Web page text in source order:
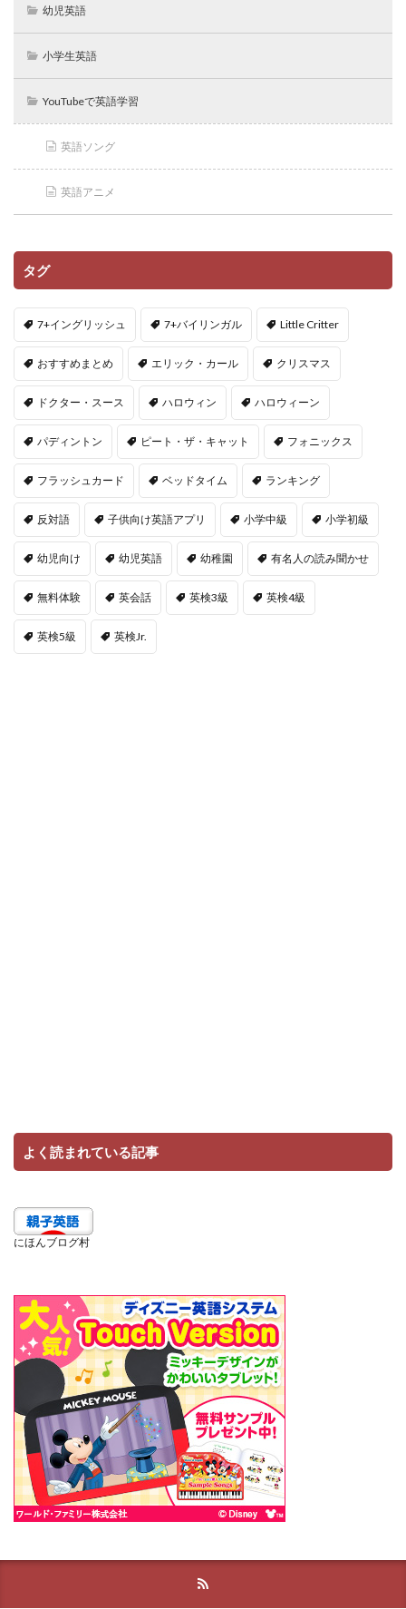
幼児英語
小学生英語
YouTubeで英語学習
英語ソング
英語アニメ
タグ
7+イングリッシュ 7+バイリンガル Little Critter
おすすめまとめ エリック・カール クリスマス
ドクター・スース ハロウィン ハロウィーン
パディントン ピート・ザ・キャット フォニックス
フラッシュカード ベッドタイム ランキング
反対語 子供向け英語アプリ 小学中級 小学初級
幼児向け 幼児英語 幼稚園 有名人の読み聞かせ
無料体験 英会話 英検3級 英検4級
英検5級 英検Jr.
よく読まれている記事
にほんブログ村